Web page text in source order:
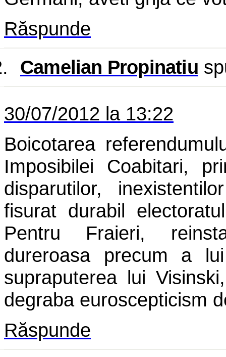
Răspunde
Camelian Propinatiu
30/07/2012 la 13:22
Boicotarea
Imposibilei Coabitari,
disparutilor,
fisurat durabil
Pentru Fraieri,
dureroasa precum a
supraputerea lui
degraba euroscepticism
Răspunde